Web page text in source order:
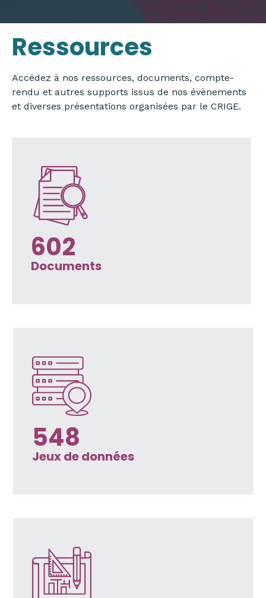
Ressources​​
Accédez à nos ressources, documents, compte-
rendu et autres supports issus de nos évènements
et diverses présentations organisées par le CRIGE.
602
Documents
548
Jeux de données